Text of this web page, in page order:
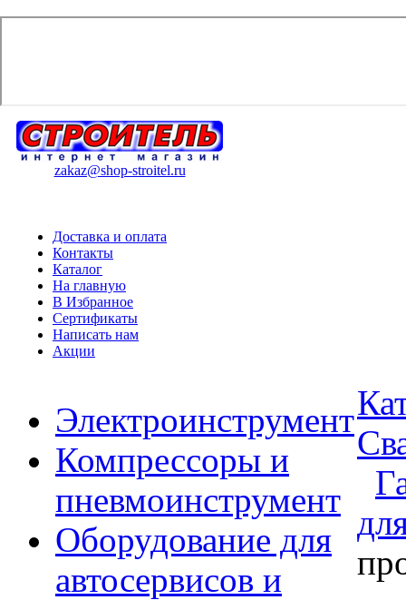
zakaz@shop-stroitel.ru
Доставка и оплата
Контакты
Каталог
На главную
В Избранное
Сертификаты
Написать нам
Акции
Электроинструмент
Компрессоры и
пневмоинструмент
Оборудование для
автосервисов и